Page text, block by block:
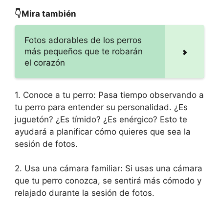
👇Mira también
Fotos adorables de los perros
más pequeños que te robarán
el corazón
1. Conoce a tu perro: Pasa tiempo observando a
tu perro para entender su personalidad. ¿Es
juguetón? ¿Es tímido? ¿Es enérgico? Esto te
ayudará a planificar cómo quieres que sea la
sesión de fotos.
2. Usa una cámara familiar: Si usas una cámara
que tu perro conozca, se sentirá más cómodo y
relajado durante la sesión de fotos.